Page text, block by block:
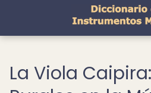
La Viola